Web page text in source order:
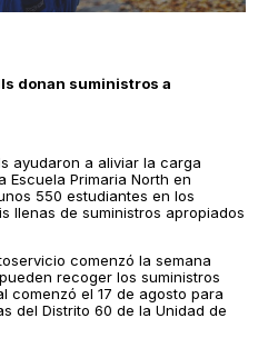
donan suministros a
ayudaron a aliviar la carga
Primaria North en
550 estudiantes en los
llenas de suministros apropiados
comenzó la semana
recoger los suministros
comenzó el 17 de agosto para
del Distrito 60 de la Unidad de